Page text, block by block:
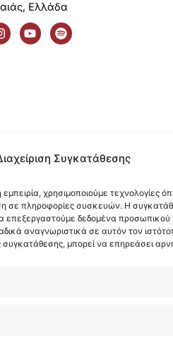
Συγκατάθεσης
χρησιμοποιούμε τεχνολογίες
σε πληροφορίες συσκευών. Η
επεξεργαστούμε δεδομένα
αναγνωριστικά σε αυτόν τον
μπορεί να επηρεάσει
Ελλάδα
Y
o
u
S
p
o